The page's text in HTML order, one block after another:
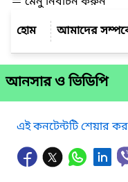
আমাদের
আনসার ও ভিডিপি
এই কনটেন্টটি শেয়ার